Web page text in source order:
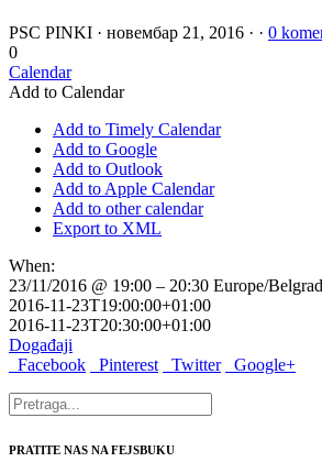
PSC PINKI · новембар 21, 2016 · · 0
0
Calendar
Add to Calendar
Add to Timely Calendar
Add to Google
Add to Outlook
Add to Apple Calendar
Add to other calendar
Export to XML
When:
23/11/2016 @ 19:00 – 20:30 Europe/
2016-11-23T19:00:00+01:00
2016-11-23T20:30:00+01:00
Događaji
Facebook
Pinterest Twitter Google+
PRATITE NAS NA FEJSBUKU